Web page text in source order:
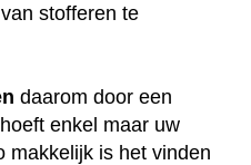
stofferen te
daarom door een
enkel maar uw
makkelijk is het vinden